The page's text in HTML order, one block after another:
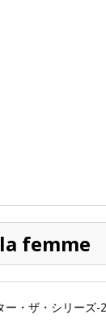
femme